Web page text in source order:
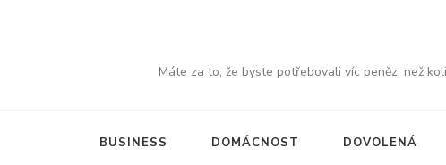
Máte za to, že byste potřebovali víc peněz, než
BUSINESS DOMÁCNOST DOVOLENÁ